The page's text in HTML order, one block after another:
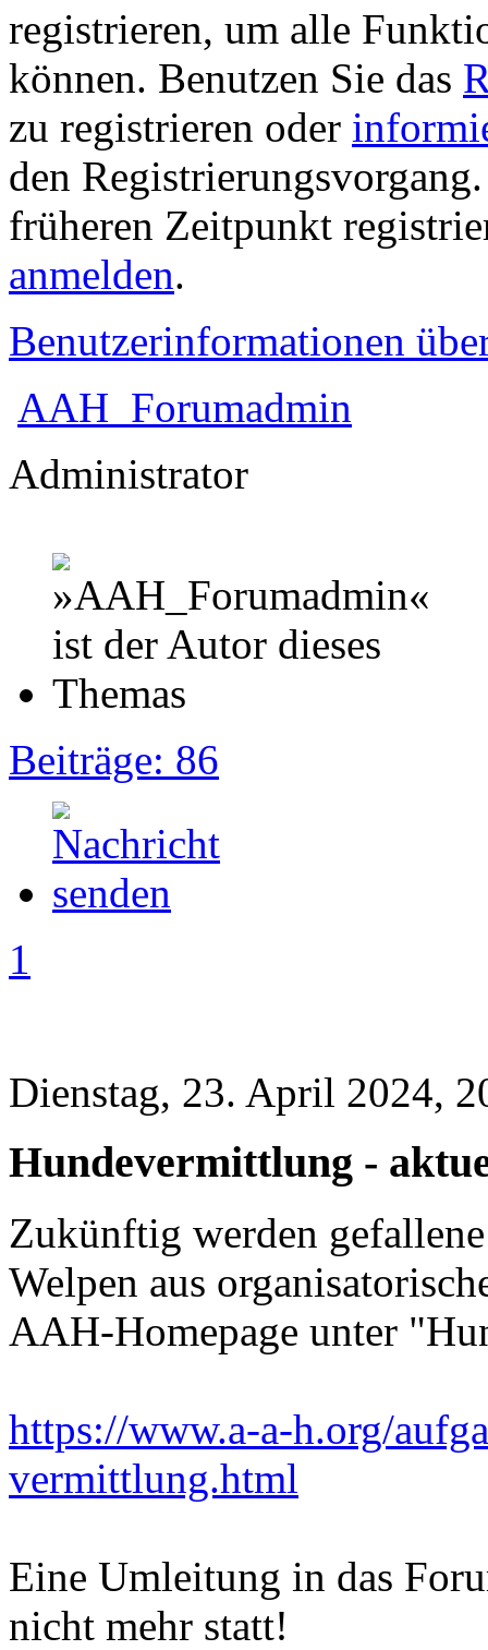
registrieren, um alle
können. Benutzen Sie das
zu registrieren oder
den
früheren Zeitpunkt
anmelden.
Benutzerinformationen
AAH_Forumadmin
Administrator
Beiträge: 86
1
Dienstag, 23. April 2024,
Hundevermittlung -
Zukünftig werden
Welpen aus
AAH-Homepage unter
https://www.a-a-h.org/
vermittlung.html
Eine Umleitung in das
nicht mehr statt!